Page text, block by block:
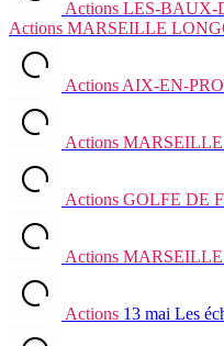
Actions LES-BAUX-
Actions MARSEILLE
Actions AIX-EN-
Actions
Actions GOLFE DE
Actions
Actions 13 mai Les